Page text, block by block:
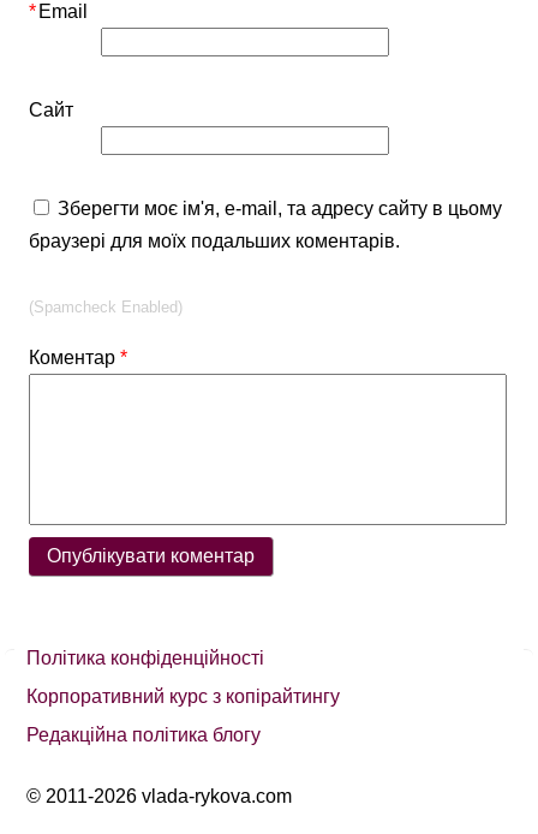
Коментар*
Email
*
Сайт
Зберегти моє ім'я, e-mail, та адресу сайту в цьому
браузері для моїх подальших коментарів.
(Spamcheck Enabled)
Політика конфіденційності
Корпоративний курс з копірайтингу
Редакційна політика блогу
© 2011-2026 vlada-rykova.com